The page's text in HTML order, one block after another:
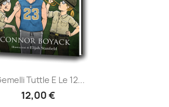
Tuttle E Le 12...
12,00 €